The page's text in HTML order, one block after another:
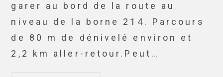
garer au bord de la route au
niveau de la borne 214. Parcours
de 80 m de dénivelé environ et
2,2 km aller-retour.Peut…